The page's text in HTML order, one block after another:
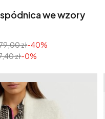
spódnica we wzory
zł-40%
zł-0%